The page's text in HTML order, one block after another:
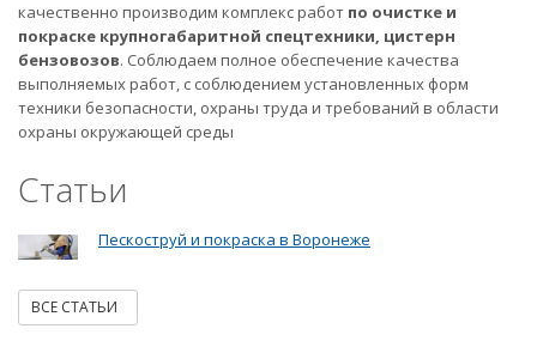
качественно производим комплекс работ по очистке и
покраске крупногабаритной спецтехники, цистерн
бензовозов. Соблюдаем полное обеспечение качества
выполняемых работ, с соблюдением установленных форм
техники безопасности, охраны труда и требований в области
охраны окружающей среды
Статьи
Пескоструй и покраска в Воронеже
ВСЕ СТАТЬИ